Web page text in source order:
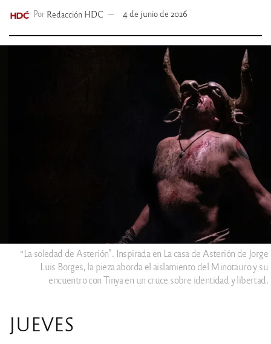
Por Redacción HDC 4 de junio de 2026
“La soledad de Asterión”. Inspirada en La casa de Asterión de Jorge
Luis Borges, la pieza aborda el aislamiento del Minotauro y su
encuentro con Tinya en un cruce sobre identidad y libertad.
JUEVES